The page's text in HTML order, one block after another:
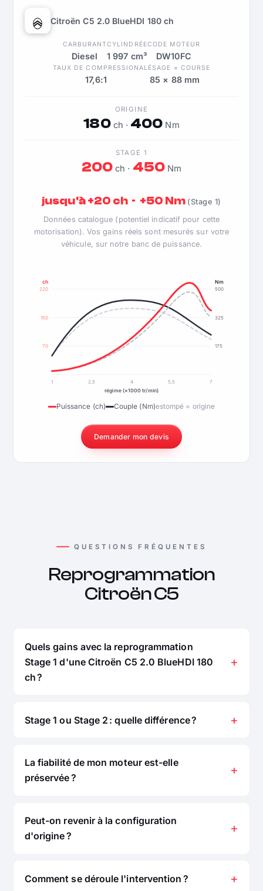
Citroën C5 2.0 BlueHDI 180 ch
CARBURANT
Diesel
CYLINDRÉE
1 997 cm³
CODE MOTEUR
DW10FC
TAUX DE COMPRESSION
17,6:1
ALÉSAGE × COURSE
85 × 88 mm
ORIGINE
180ch · 400 Nm
STAGE 1
200 ch · 450Nm
jusqu'à +20 ch · +50 Nm (Stage 1)
Données catalogue (potentiel indicatif pour cette
motorisation). Vos gains réels sont mesurés sur votre
véhicule, sur notre banc de puissance.
70
150
220
175
325
500
ch Nm
1 2,5 4 5,5
7
régime (×1000 tr/min)
Puissance (ch) Couple (Nm)estompé = origine
Demander mon devis
QUESTIONS FRÉQUENTES
Reprogrammation
Citroën C5
Quels gains avec la reprogrammation
Stage 1 d'une Citroën C5 2.0 BlueHDI 180
ch ?
Stage 1 ou Stage 2 : quelle différence ?
La fiabilité de mon moteur est-elle
préservée ?
Peut-on revenir à la configuration
d'origine ?
Comment se déroule l'intervention ?